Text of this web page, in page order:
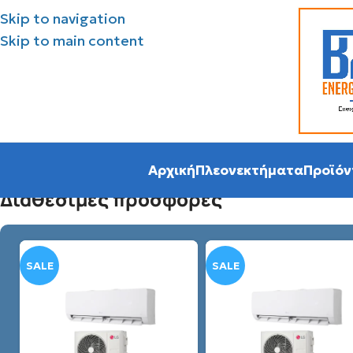
Skip to navigation
Skip to main content
ΑρχικήΠλεονεκτήματα
Διάθεσιμες προσφορές
SALE SALE